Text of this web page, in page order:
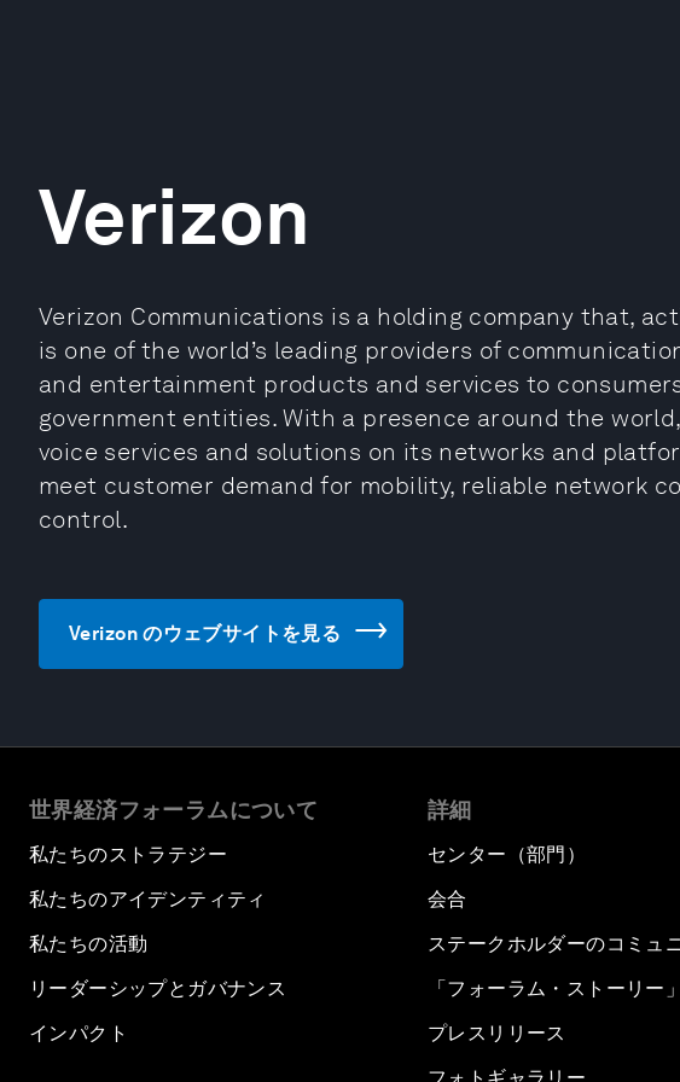
Verizon
Verizon Communications is a holding company that,
is one of the world’s leading providers of
and entertainment products and services to
government entities. With a presence around the
voice services and solutions on its networks and
meet customer demand for mobility, reliable network
control.
Verizon のウェブサイトを見る
世界経済フォーラムについて
私たちのストラテジー
私たちのアイデンティティ
私たちの活動
リーダーシップとガバナンス
インパクト
詳細
センター（部門）
会合
ステークホルダーのコミュ
「フォーラム・ストーリー」
プレスリリース